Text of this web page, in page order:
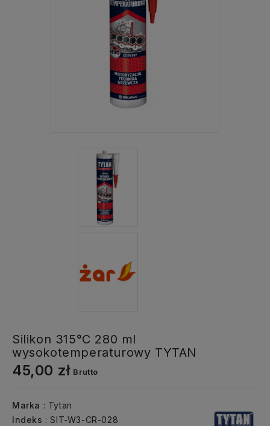
Silikon 315°C 280 ml
wysokotemperaturowy TYTAN
45,00 zł Brutto
Marka : Tytan
Indeks : SIT-W3-CR-028